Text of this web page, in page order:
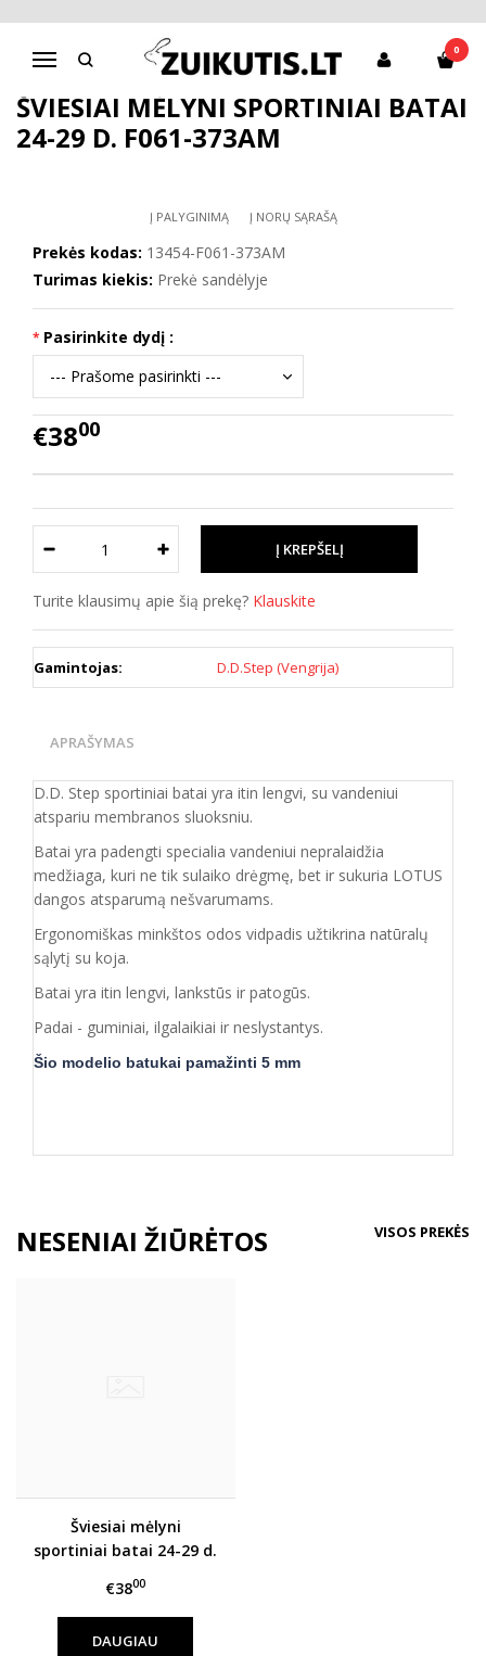
Navigacija
0
Pagrindinis Batai berniukui
Sportiniai bateliai
Šviesiai mėlyni sportiniai batai 24-29 d. F061-373AM
ŠVIESIAI MĖLYNI SPORTINIAI BATAI
24-29 D. F061-373AM
Į PALYGINIMĄ Į NORŲ SĄRAŠĄ
Prekės kodas: 13454-F061-373AM
Turimas kiekis: Prekė sandėlyje
Pasirinkite dydį :
€3800
Turite klausimų apie šią prekę? Klauskite
Gamintojas: D.D.Step (Vengrija)
APRAŠYMAS
D.D. Step sportiniai batai yra itin lengvi, su vandeniui
atspariu membranos sluoksniu.
Batai yra padengti specialia vandeniui nepralaidžia
medžiaga, kuri ne tik sulaiko drėgmę, bet ir sukuria LOTUS
dangos atsparumą nešvarumams.
Ergonomiškas minkštos odos vidpadis užtikrina natūralų
sąlytį su koja.
Batai yra itin lengvi, lankstūs ir patogūs.
Padai - guminiai, ilgalaikiai ir neslystantys.
Šio modelio batukai pamažinti 5 mm
NESENIAI ŽIŪRĖTOS VISOS PREKĖS
Šviesiai mėlyni
sportiniai batai 24-29 d.
€3800
DAUGIAU